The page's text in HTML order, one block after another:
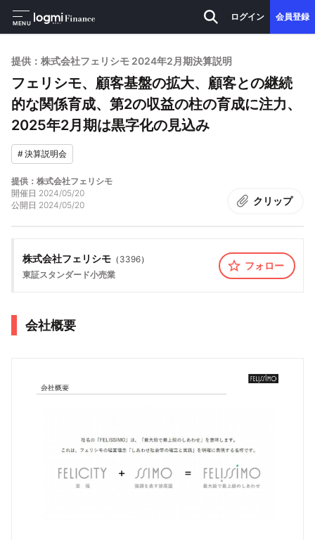
MENU
ログイン 会員登録
提供：株式会社フェリシモ 2024年2月期決算説明
フェリシモ、顧客基盤の拡大、顧客との継続
的な関係育成、第2の収益の柱の育成に注力、
2025年2月期は黒字化の見込み
#決算説明会
提供：株式会社フェリシモ
開催日 2024/05/20
公開日 2024/05/20 クリップ
株式会社フェリシモ （ 3396）
東証スタンダード小売業
フォロー
会社概要